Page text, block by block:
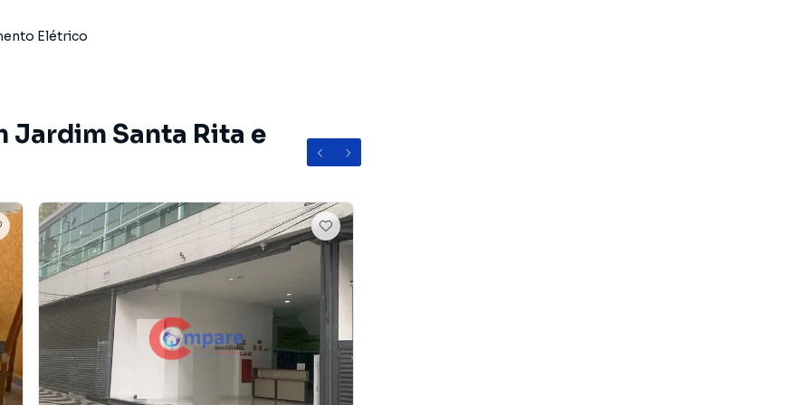
e fácil acesso, perfeito para quem busca abrir ou
e valorizada.
Jardim Santa Rita, em Guarulhos. Não encontrou o que
Elétrico
Jardim Santa Rita e